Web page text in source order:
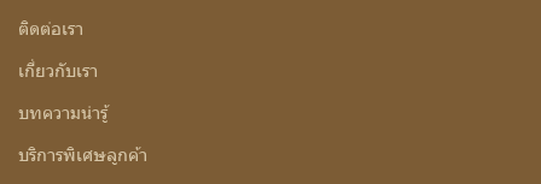
ติดต่อเรา
เกี่ยวกับเรา
บทความน่ารู้
บริการพิเศษลูกค้า